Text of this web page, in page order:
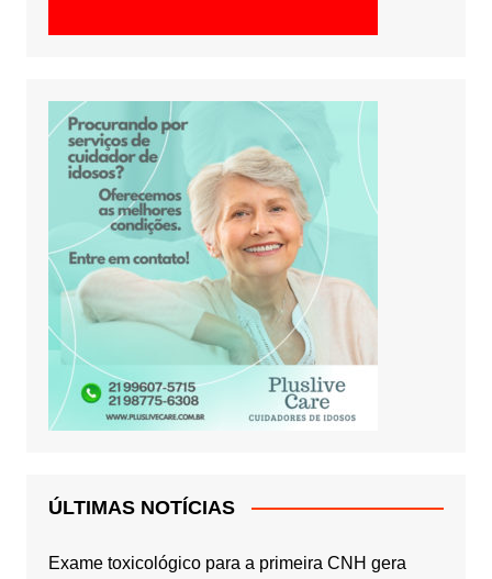
ÚLTIMAS NOTÍCIAS
Exame toxicológico para a primeira CNH gera